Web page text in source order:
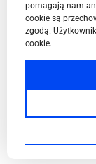
BPN-T Area
BPN-T Offer
pomagają nam
cookie są
zgodą.
cookie.